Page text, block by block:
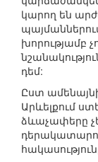
կարող են
խորությամբ
դեմ:
Ըստ
Արևելքում
ձևաչափերը